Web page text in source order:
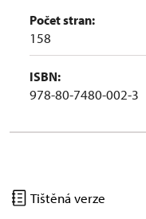
Počet stran:
158
ISBN:
978-80-7480-002-3
Tištěná verze